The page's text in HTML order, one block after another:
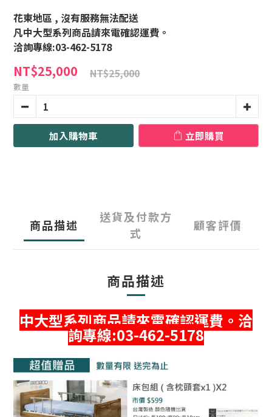
花東地區 , 沒有服務無法配送
凡中大型系列商品請來電確認運費。
洽詢專線:03-462-5178
NT$25,000 NT$25,000
數量
加入購物車 立即購買
商品描述
送貨及付款方
式
顧客評價
商品描述
中大型系列商品請來電確認運費。洽
詢專線:03-462-5178